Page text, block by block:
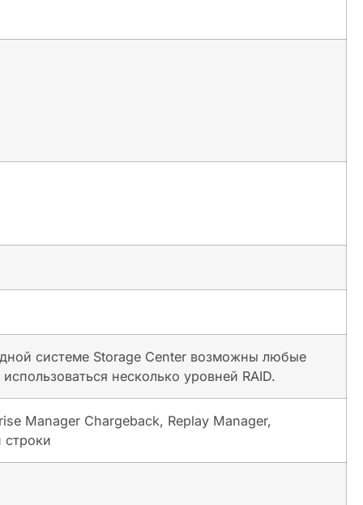
системе Storage Center возможны любые
несколько уровней RAID.
Manager Chargeback, Replay Manager,